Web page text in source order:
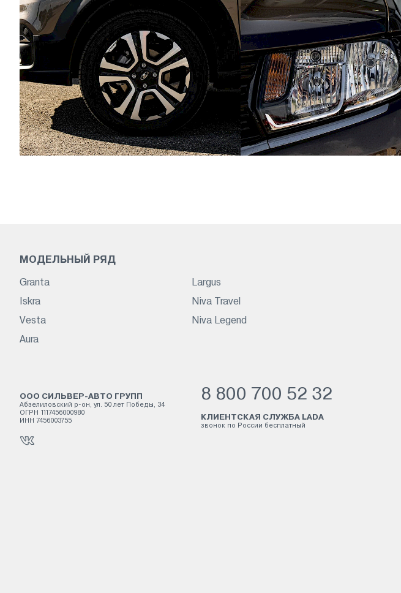
МОДЕЛЬНЫЙ РЯД
Granta
Iskra
Vesta
Aura
Largus
Niva Travel
Niva Legend
ООО СИЛЬВЕР-АВТО ГРУПП
Абзелиловский р-он, ул. 50 лет Победы, 34
ОГРН 1117456000980
ИНН 7456003755
8 800 700 52 32
КЛИЕНТСКАЯ СЛУЖБА LADA
звонок по России бесплатный